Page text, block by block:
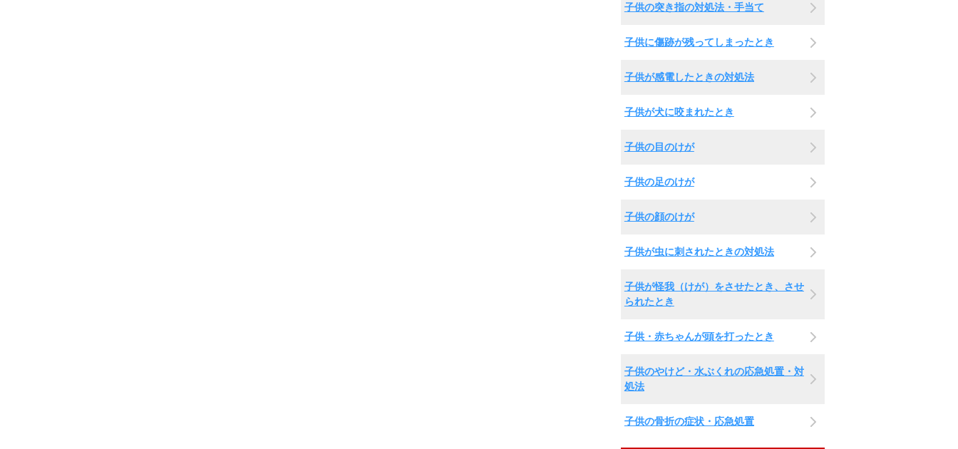
子供の突き指の対処法・手当て
子供に傷跡が残ってしまったとき
子供が感電したときの対処法
子供が犬に咬まれたとき
子供の目のけが
子供の足のけが
子供の顔のけが
子供が虫に刺されたときの対処法
子供が怪我（けが）をさせたとき、させ
られたとき
子供・赤ちゃんが頭を打ったとき
子供のやけど・水ぶくれの応急処置・対
処法
子供の骨折の症状・応急処置